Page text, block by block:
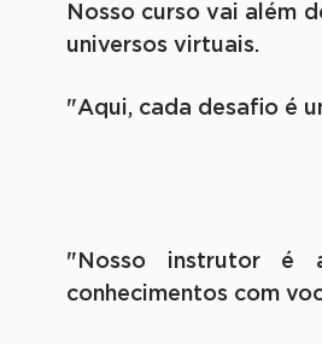
Nosso curso vai além
universos virtuais.
"Aqui, cada desafio é
"Nosso instrutor é
conhecimentos com